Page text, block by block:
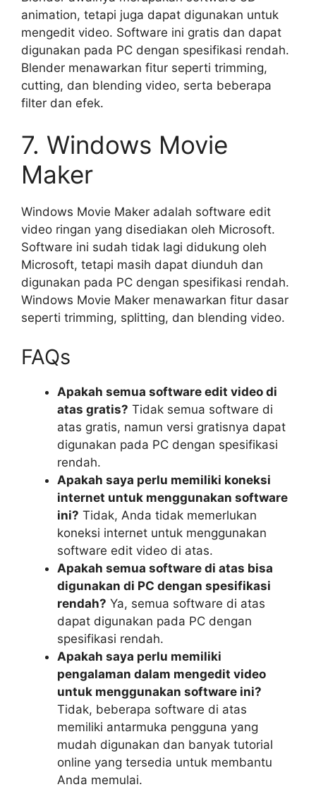
animation, tetapi juga dapat digunakan untuk
mengedit video. Software ini gratis dan dapat
digunakan pada PC dengan spesifikasi rendah.
Blender menawarkan fitur seperti trimming,
cutting, dan blending video, serta beberapa
filter dan efek.
7. Windows Movie
Maker
Windows Movie Maker adalah software edit
video ringan yang disediakan oleh Microsoft.
Software ini sudah tidak lagi didukung oleh
Microsoft, tetapi masih dapat diunduh dan
digunakan pada PC dengan spesifikasi rendah.
Windows Movie Maker menawarkan fitur dasar
seperti trimming, splitting, dan blending video.
FAQs
Apakah semua software edit video di
atas gratis? Tidak semua software di
atas gratis, namun versi gratisnya dapat
digunakan pada PC dengan spesifikasi
rendah.
Apakah saya perlu memiliki koneksi
internet untuk menggunakan software
ini? Tidak, Anda tidak memerlukan
koneksi internet untuk menggunakan
software edit video di atas.
Apakah semua software di atas bisa
digunakan di PC dengan spesifikasi
rendah? Ya, semua software di atas
dapat digunakan pada PC dengan
spesifikasi rendah.
Apakah saya perlu memiliki
pengalaman dalam mengedit video
untuk menggunakan software ini?
Tidak, beberapa software di atas
memiliki antarmuka pengguna yang
mudah digunakan dan banyak tutorial
online yang tersedia untuk membantu
Anda memulai.